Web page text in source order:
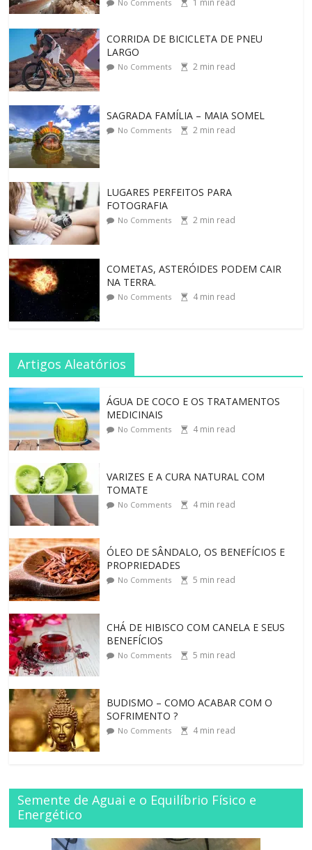
No Comments 1 min read
CORRIDA DE BICICLETA DE PNEU
LARGO
No Comments 2 min read
SAGRADA FAMÍLIA – MAIA SOMEL
No Comments 2 min read
LUGARES PERFEITOS PARA
FOTOGRAFIA
No Comments 2 min read
COMETAS, ASTERÓIDES PODEM CAIR
NA TERRA.
No Comments 4min read
Artigos Aleatórios
ÁGUA DE COCO E OS TRATAMENTOS
MEDICINAIS
No Comments 4min read
VARIZES E A CURA NATURAL COM
TOMATE
No Comments 4min read
ÓLEO DE SÂNDALO, OS BENEFÍCIOS E
PROPRIEDADES
No Comments 5 min read
CHÁ DE HIBISCO COM CANELA E SEUS
BENEFÍCIOS
No Comments 5 min read
BUDISMO – COMO ACABAR COM O
SOFRIMENTO ?
No Comments 4min read
Semente de Aguai e o Equilíbrio Físico e
Energético